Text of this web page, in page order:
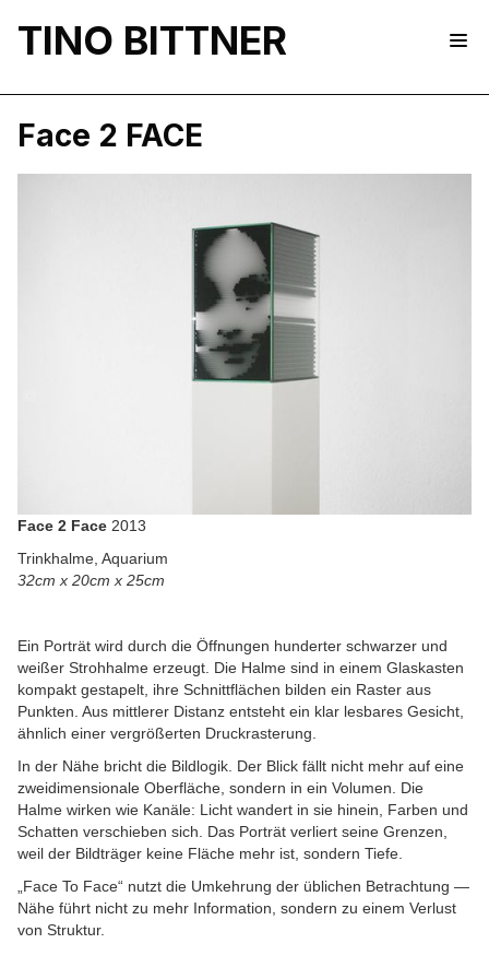
TINO BITTNER
Face 2 FACE
Face 2 Face 2013
Trinkhalme, Aquarium
32cm x 20cm x 25cm
Ein Porträt wird durch die Öffnungen hunderter schwarzer und
weißer Strohhalme erzeugt. Die Halme sind in einem Glaskasten
kompakt gestapelt, ihre Schnittflächen bilden ein Raster aus
Punkten. Aus mittlerer Distanz entsteht ein klar lesbares Gesicht,
ähnlich einer vergrößerten Druckrasterung.
In der Nähe bricht die Bildlogik. Der Blick fällt nicht mehr auf eine
zweidimensionale Oberfläche, sondern in ein Volumen. Die
Halme wirken wie Kanäle: Licht wandert in sie hinein, Farben und
Schatten verschieben sich. Das Porträt verliert seine Grenzen,
weil der Bildträger keine Fläche mehr ist, sondern Tiefe.
„Face To Face“ nutzt die Umkehrung der üblichen Betrachtung —
Nähe führt nicht zu mehr Information, sondern zu einem Verlust
von Struktur.